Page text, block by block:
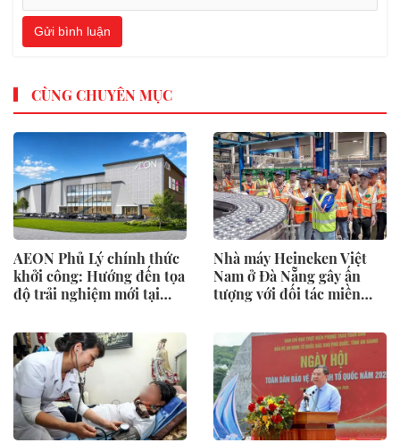
Gửi bình luận
CÙNG CHUYÊN MỤC
AEON Phủ Lý chính thức
khởi công: Hướng đến tọa
độ trải nghiệm mới tại
Nhà máy Heineken Việt
Nam ở Đà Nẵng gây ấn
tượng với đối tác miền